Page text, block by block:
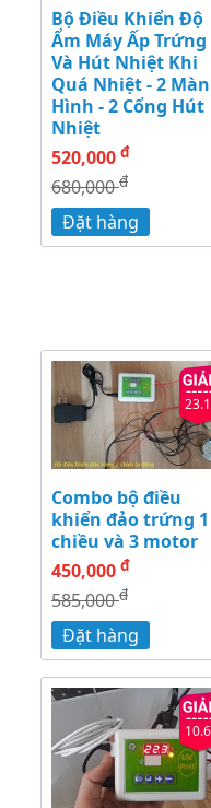
Bộ Điều Khiển Độ
Ẩm Máy Ấp Trứng
Và Hút Nhiệt Khi
Quá Nhiệt - 2 Màn
Hình - 2 Cổng Hút
Nhiệt
520,000 đ
680,000đ
Đặt hàng
Combo bộ điều
khiển đảo trứng 1
chiều và 3 motor
450,000 đ
585,000đ
Đặt hàng